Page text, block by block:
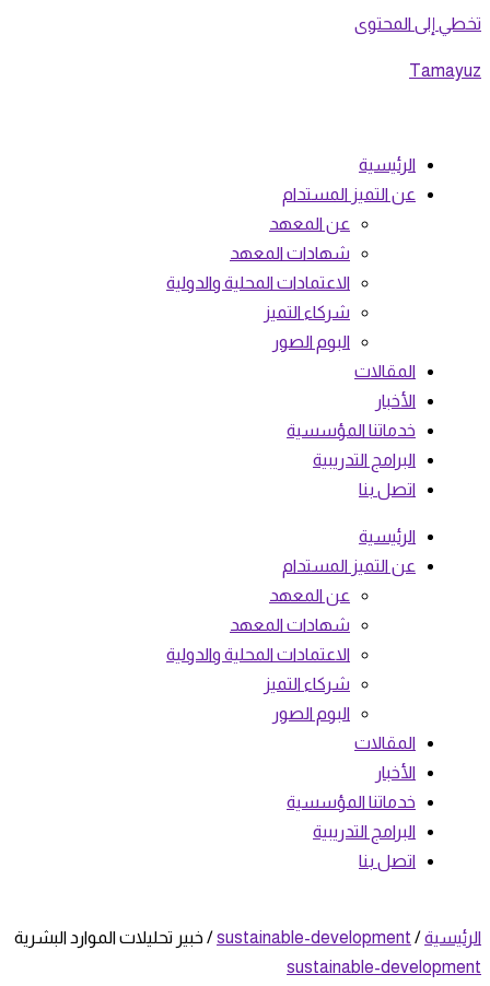
تخطي إلى المحتوى
Tamayuz
الرئيسية
عن التميز المستدام
عن المعهد
شهادات المعهد
الاعتمادات المحلية والدولية
شركاء التميز
البوم الصور
المقالات
الأخبار
خدماتنا المؤسسية
البرامج التدريبية
اتصل بنا
الرئيسية
عن التميز المستدام
عن المعهد
شهادات المعهد
الاعتمادات المحلية والدولية
شركاء التميز
البوم الصور
المقالات
الأخبار
خدماتنا المؤسسية
البرامج التدريبية
اتصل بنا
الرئيسية/
sustainable-development/ خبير تحليلات الموارد البشرية
sustainable-development